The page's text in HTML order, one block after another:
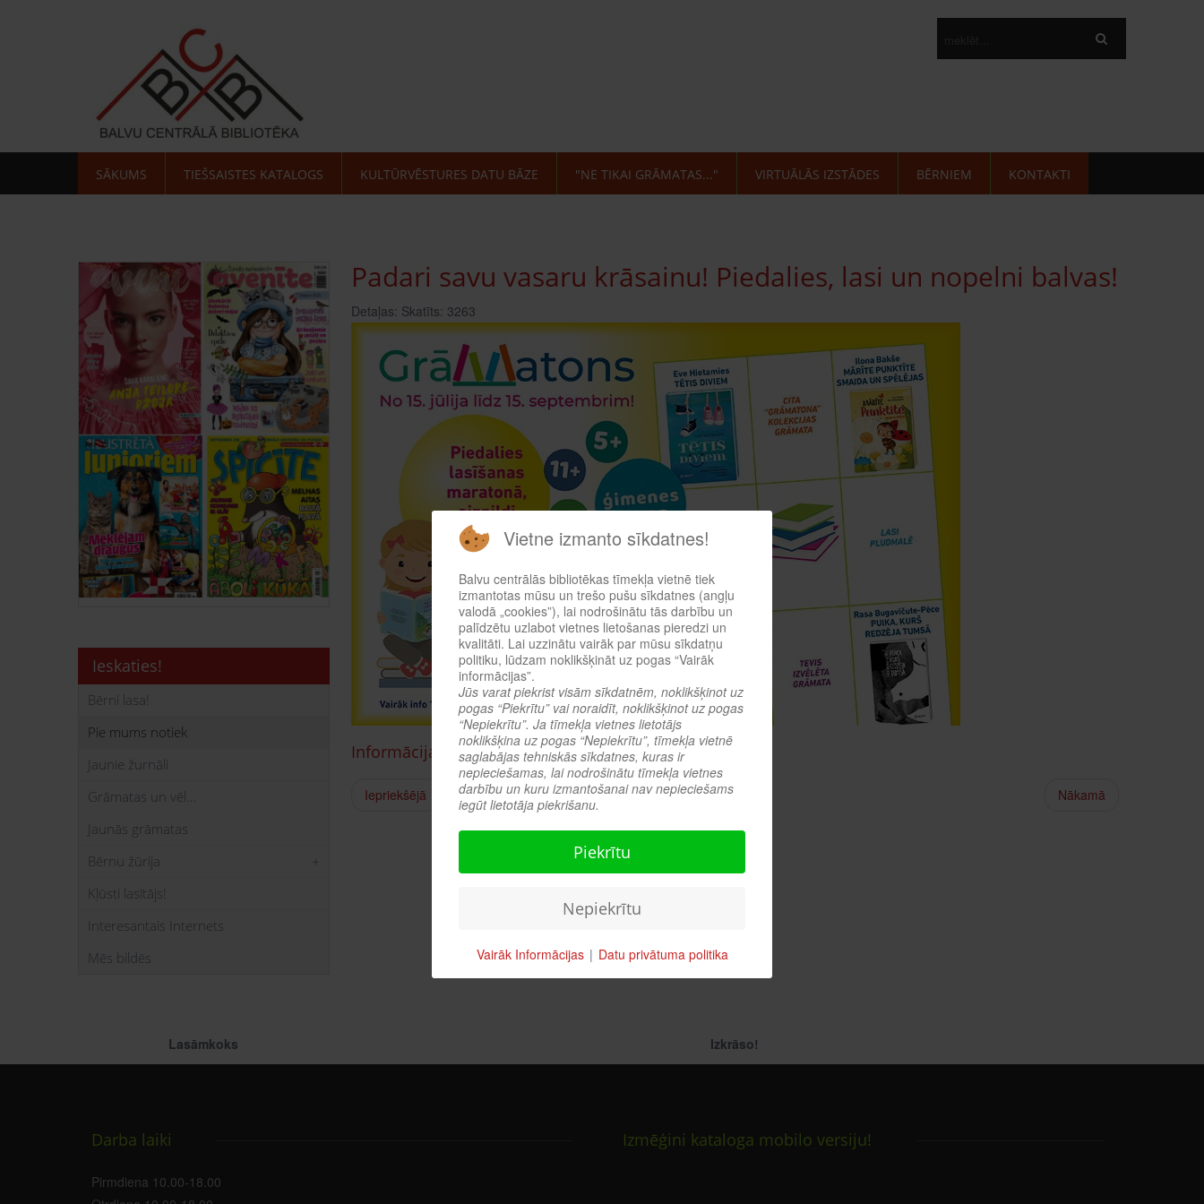
SĀKUMS TIEŠSAISTES KATALOGS KULTŪRVĒSTURES DATU BĀZE "NE TIKAI GRĀMATAS..." VIRTUĀLĀS IZSTĀDES BĒRNIEM KONTAKTI
Ieskaties!
Bērni lasa!
Pie mums notiek
Jaunie žurnāli
Grāmatas un vēl...
Jaunās grāmatas
Bērnu žūrija
Kļūsti lasītājs!
Interesantais Internets
Mēs bildēs
Padari savu vasaru krāsainu! Piedalies, lasi un nopelni balvas!
Detaļas: Skatīts: 3263
Informācija
Iepriekšējā Nākamā
Lasāmkoks Izkrāso!
Darba laiki
Pirmdiena 10.00-18.00
Izmēģini kataloga mobilo versiju!
Vietne izmanto sīkdatnes!
Balvu centrālās bibliotēkas tīmekļa vietnē tiek
izmantotas mūsu un trešo pušu sīkdatnes (angļu
valodā „cookies”), lai nodrošinātu tās darbību un
palīdzētu uzlabot vietnes lietošanas pieredzi un
kvalitāti. Lai uzzinātu vairāk par mūsu sīkdatņu
politiku, lūdzam noklikšķināt uz pogas “Vairāk
informācijas”.
Jūs varat piekrist visām sīkdatnēm, noklikšķinot uz
pogas “Piekrītu” vai noraidīt, noklikšķinot uz pogas
“Nepiekrītu”. Ja tīmekļa vietnes lietotājs
noklikšķina uz pogas “Nepiekrītu”, tīmekļa vietnē
saglabājas tehniskās sīkdatnes, kuras ir
nepieciešamas, lai nodrošinātu tīmekļa vietnes
darbību un kuru izmantošanai nav nepieciešams
iegūt lietotāja piekrišanu.
Piekrītu
Nepiekrītu
Vairāk Informācijas | Datu privātuma politika